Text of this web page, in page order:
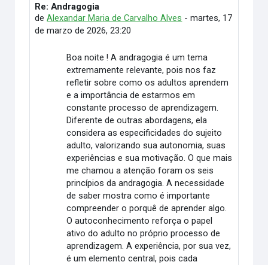
Re: Andragogia
deAlexandar Maria de Carvalho Alves -martes, 17
de marzo de 2026, 23:20
Número de respuestas: 0
Boa noite ! A andragogia é um tema
extremamente relevante, pois nos faz
refletir sobre como os adultos aprendem
e a importância de estarmos em
constante processo de aprendizagem.
Diferente de outras abordagens, ela
considera as especificidades do sujeito
adulto, valorizando sua autonomia, suas
experiências e sua motivação. O que mais
me chamou a atenção foram os seis
princípios da andragogia. A necessidade
de saber mostra como é importante
compreender o porquê de aprender algo.
O autoconhecimento reforça o papel
ativo do adulto no próprio processo de
aprendizagem. A experiência, por sua vez,
é um elemento central, pois cada